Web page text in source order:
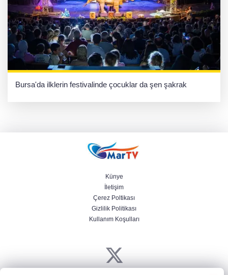
Bursa'da ilklerin festivalinde çocuklar da şen şakrak
Künye
İletişim
Çerez Poltikası
Gizlilik Politikası
Kullanım Koşulları